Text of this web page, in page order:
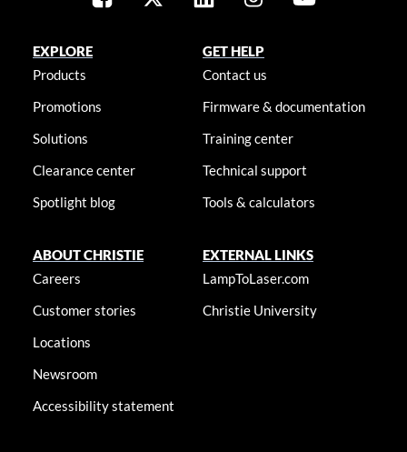
EXPLORE
Products
Promotions
Solutions
Clearance center
Spotlight blog
GET HELP
Contact us
Firmware & documentation
Training center
Technical support
Tools & calculators
ABOUT CHRISTIE
Careers
Customer stories
Locations
Newsroom
Accessibility statement
EXTERNAL LINKS
LampToLaser.com
Christie University